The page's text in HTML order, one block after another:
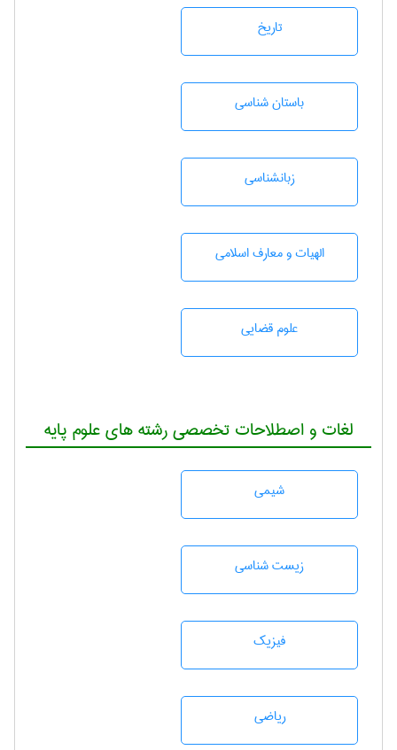
تاريخ
باستان شناسی
زبانشناسی
الهیات و معارف اسلامی
علوم قضایی
لغات و اصطلاحات تخصصی رشته های علوم پایه
شيمی
زيست شناسی
فیزیک
رياضی